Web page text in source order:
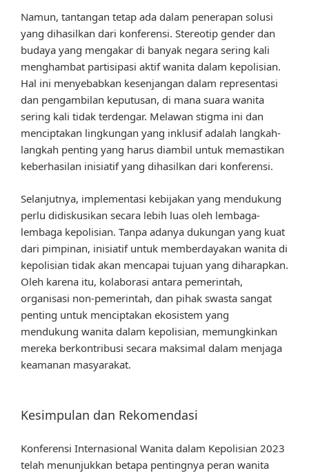
Namun, tantangan tetap ada dalam penerapan solusi
yang dihasilkan dari konferensi. Stereotip gender dan
budaya yang mengakar di banyak negara sering kali
menghambat partisipasi aktif wanita dalam kepolisian.
Hal ini menyebabkan kesenjangan dalam representasi
dan pengambilan keputusan, di mana suara wanita
sering kali tidak terdengar. Melawan stigma ini dan
menciptakan lingkungan yang inklusif adalah langkah-
langkah penting yang harus diambil untuk memastikan
keberhasilan inisiatif yang dihasilkan dari konferensi.
Selanjutnya, implementasi kebijakan yang mendukung
perlu didiskusikan secara lebih luas oleh lembaga-
lembaga kepolisian. Tanpa adanya dukungan yang kuat
dari pimpinan, inisiatif untuk memberdayakan wanita di
kepolisian tidak akan mencapai tujuan yang diharapkan.
Oleh karena itu, kolaborasi antara pemerintah,
organisasi non-pemerintah, dan pihak swasta sangat
penting untuk menciptakan ekosistem yang
mendukung wanita dalam kepolisian, memungkinkan
mereka berkontribusi secara maksimal dalam menjaga
keamanan masyarakat.
Kesimpulan dan Rekomendasi
Konferensi Internasional Wanita dalam Kepolisian 2023
telah menunjukkan betapa pentingnya peran wanita